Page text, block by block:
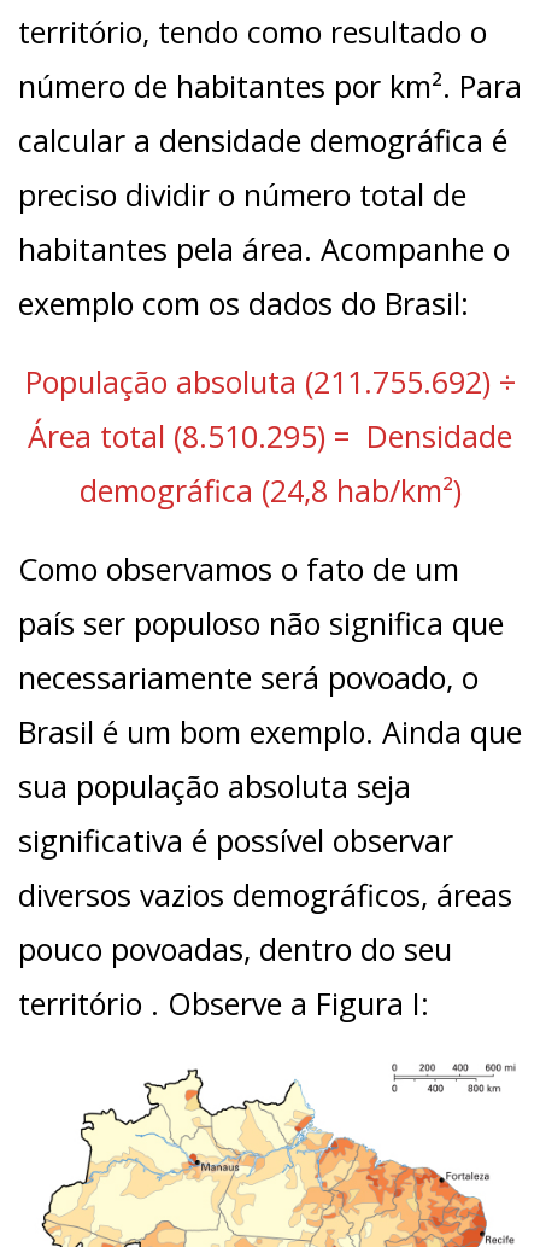
território, tendo como resultado o
número de habitantes por km². Para
calcular a densidade demográfica é
preciso dividir o número total de
habitantes pela área. Acompanhe o
exemplo com os dados do Brasil:
População absoluta (211.755.692) ÷
Área total (8.510.295) = Densidade
demográfica (24,8 hab/km²)
Como observamos o fato de um
país ser populoso não significa que
necessariamente será povoado, o
Brasil é um bom exemplo. Ainda que
sua população absoluta seja
significativa é possível observar
diversos vazios demográficos, áreas
pouco povoadas, dentro do seu
território . Observe a Figura I: